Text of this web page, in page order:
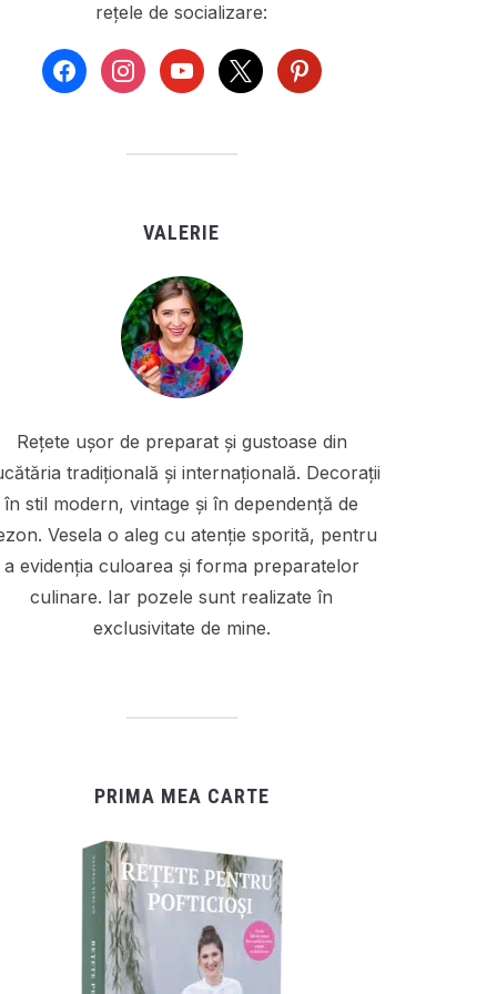
rețele de socializare:
facebookinstagramyoutube
x pinterest
VALERIE
Rețete ușor de preparat și gustoase din
tradițională și internațională. Decorații
în stil modern, vintage și în dependență de
Vesela o aleg cu atenție sporită, pentru
a evidenția culoarea și forma preparatelor
culinare. Iar pozele sunt realizate în
exclusivitate de mine.
PRIMA MEA CARTE